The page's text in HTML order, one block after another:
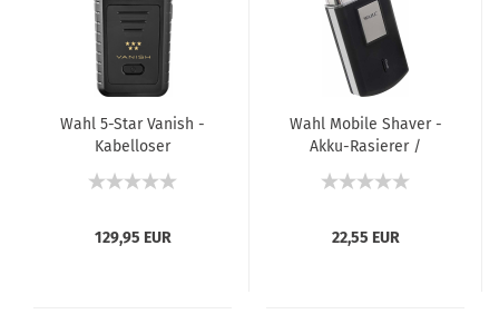
Wahl 5-Star Vanish -
Kabelloser
129,95 EUR
Wahl Mobile Shaver -
Akku-Rasierer /
22,55 EUR